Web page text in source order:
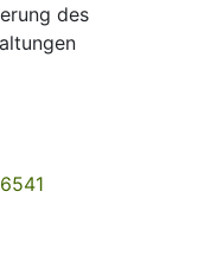
des